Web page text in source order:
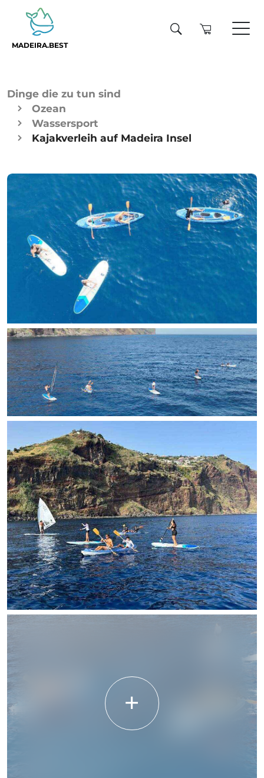
MADEIRA.BEST
Dinge die zu tun sind
Ozean
Wassersport
Kajakverleih auf Madeira Insel